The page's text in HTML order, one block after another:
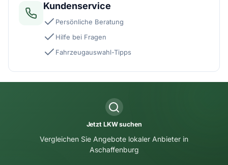
Kundenservice
Persönliche Beratung
Hilfe bei Fragen
Fahrzeugauswahl-Tipps
Jetzt LKW suchen
Vergleichen Sie Angebote lokaler Anbieter in
Aschaffenburg